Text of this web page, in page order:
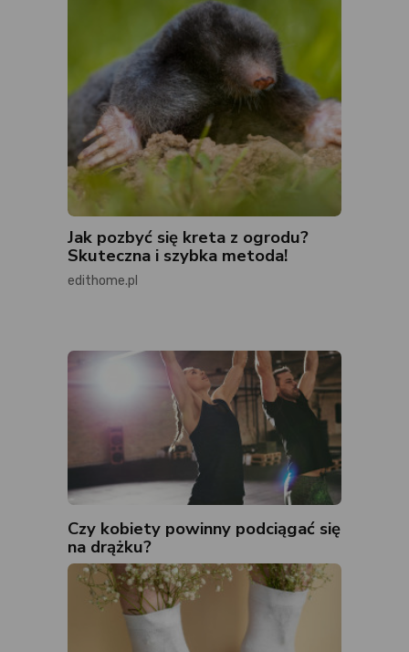
Jak pozbyć się kreta z ogrodu?
Skuteczna i szybka metoda!
edithome.pl
Czy kobiety powinny podciągać się
na drążku?